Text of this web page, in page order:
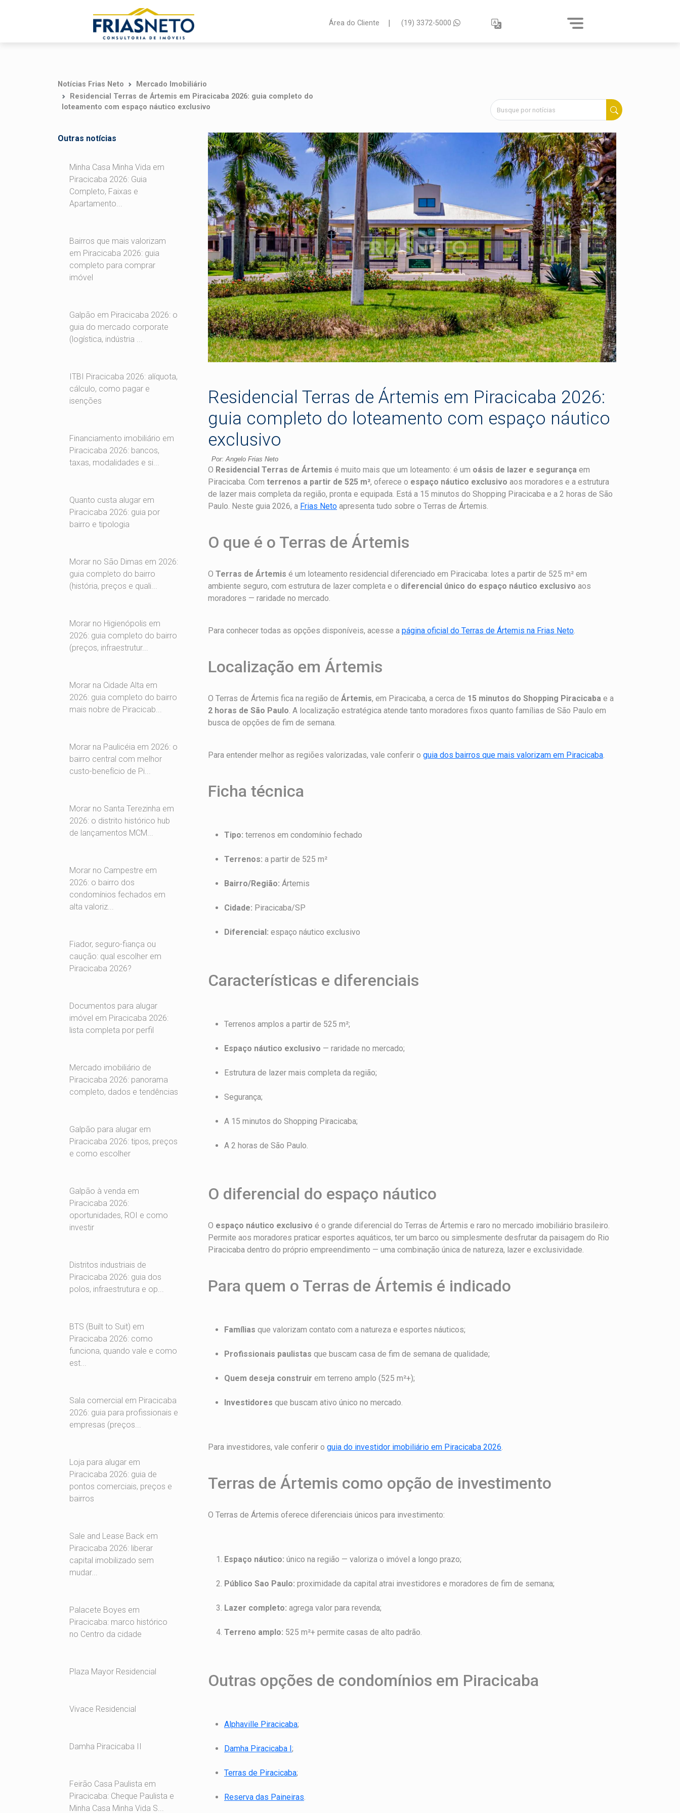
Área do Cliente | (19) 3372-5000
Notícias Frias Neto
Mercado Imobiliário
Residencial Terras de Ártemis em Piracicaba 2026: guia completo do
loteamento com espaço náutico exclusivo
Outras notícias
Minha Casa Minha Vida em
Piracicaba 2026: Guia
Completo, Faixas e
Apartamento...
Bairros que mais valorizam
em Piracicaba 2026: guia
completo para comprar
imóvel
Galpão em Piracicaba 2026: o
guia do mercado corporate
(logística, indústria ...
ITBI Piracicaba 2026: alíquota,
cálculo, como pagar e
isenções
Financiamento imobiliário em
Piracicaba 2026: bancos,
taxas, modalidades e si...
Quanto custa alugar em
Piracicaba 2026: guia por
bairro e tipologia
Morar no São Dimas em 2026:
guia completo do bairro
(história, preços e quali...
Morar no Higienópolis em
2026: guia completo do bairro
(preços, infraestrutur...
Morar na Cidade Alta em
2026: guia completo do bairro
mais nobre de Piracicab...
Morar na Paulicéia em 2026: o
bairro central com melhor
custo-benefício de Pi...
Morar no Santa Terezinha em
2026: o distrito histórico hub
de lançamentos MCM...
Morar no Campestre em
2026: o bairro dos
condomínios fechados em
alta valoriz...
Fiador, seguro-fiança ou
caução: qual escolher em
Piracicaba 2026?
Documentos para alugar
imóvel em Piracicaba 2026:
lista completa por perfil
Mercado imobiliário de
Piracicaba 2026: panorama
completo, dados e tendências
Galpão para alugar em
Piracicaba 2026: tipos, preços
e como escolher
Galpão à venda em
Piracicaba 2026:
oportunidades, ROI e como
investir
Distritos industriais de
Piracicaba 2026: guia dos
polos, infraestrutura e op...
BTS (Built to Suit) em
Piracicaba 2026: como
funciona, quando vale e como
est...
Sala comercial em Piracicaba
2026: guia para profissionais e
empresas (preços...
Loja para alugar em
Piracicaba 2026: guia de
pontos comerciais, preços e
bairros
Sale and Lease Back em
Piracicaba 2026: liberar
capital imobilizado sem
mudar...
Palacete Boyes em
Piracicaba: marco histórico
no Centro da cidade
Plaza Mayor Residencial
Vivace Residencial
Damha Piracicaba II
Feirão Casa Paulista em
Piracicaba: Cheque Paulista e
Minha Casa Minha Vida S...
Residencial Terras de Ártemis em Piracicaba 2026:
guia completo do loteamento com espaço náutico
exclusivo
Por: Angelo Frias Neto
O Residencial Terras de Ártemis é muito mais que um loteamento: é um oásis de lazer e segurança em
Piracicaba. Com terrenos a partir de 525 m², oferece o espaço náutico exclusivo aos moradores e a estrutura
de lazer mais completa da região, pronta e equipada. Está a 15 minutos do Shopping Piracicaba e a 2 horas de São
Paulo. Neste guia 2026, a Frias Neto apresenta tudo sobre o Terras de Ártemis.
O que é o Terras de Ártemis
O Terras de Ártemis é um loteamento residencial diferenciado em Piracicaba: lotes a partir de 525 m² em
ambiente seguro, com estrutura de lazer completa e o diferencial único do espaço náutico exclusivo aos
moradores — raridade no mercado.
Para conhecer todas as opções disponíveis, acesse a página oficial do Terras de Ártemis na Frias Neto
Localização em Ártemis
O Terras de Ártemis fica na região de Ártemis, em Piracicaba, a cerca de 15 minutos do Shopping Piracicaba e a
2 horas de São Paulo . A localização estratégica atende tanto moradores fixos quanto famílias de São Paulo em
busca de opções de fim de semana.
Para entender melhor as regiões valorizadas, vale conferir o guia dos bairros que mais valorizam em Piracicaba
Ficha técnica
Tipo: terrenos em condomínio fechado
Terrenos: a partir de 525 m²
Bairro/Região: Ártemis
Cidade: Piracicaba/SP
Diferencial: espaço náutico exclusivo
Características e diferenciais
Terrenos amplos a partir de 525 m²;
Espaço náutico exclusivo — raridade no mercado;
Estrutura de lazer mais completa da região;
Segurança;
A 15 minutos do Shopping Piracicaba;
A 2 horas de São Paulo.
O diferencial do espaço náutico
O espaço náutico exclusivo é o grande diferencial do Terras de Ártemis e raro no mercado imobiliário brasileiro.
Permite aos moradores praticar esportes aquáticos, ter um barco ou simplesmente desfrutar da paisagem do Rio
Piracicaba dentro do próprio empreendimento — uma combinação única de natureza, lazer e exclusividade.
Para quem o Terras de Ártemis é indicado
Famílias que valorizam contato com a natureza e esportes náuticos;
Profissionais paulistas que buscam casa de fim de semana de qualidade;
Quem deseja construir em terreno amplo (525 m²+);
Investidores que buscam ativo único no mercado.
Para investidores, vale conferir o guia do investidor imobiliário em Piracicaba 2026
Terras de Ártemis como opção de investimento
O Terras de Ártemis oferece diferenciais únicos para investimento:
Espaço náutico: único na região — valoriza o imóvel a longo prazo;
Público Sao Paulo: proximidade da capital atrai investidores e moradores de fim de semana;
Lazer completo: agrega valor para revenda;
Terreno amplo: 525 m²+ permite casas de alto padrão.
Outras opções de condomínios em Piracicaba
Alphaville Piracicaba;
Damha Piracicaba I;
Terras de Piracicaba;
Reserva das Paineiras